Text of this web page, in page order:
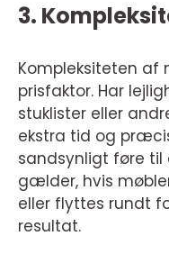
3.
Kompleksiteten af
prisfaktor. Har
stuklister eller
ekstra tid og
sandsynligt føre til
gælder, hvis
eller flyttes rundt
resultat.